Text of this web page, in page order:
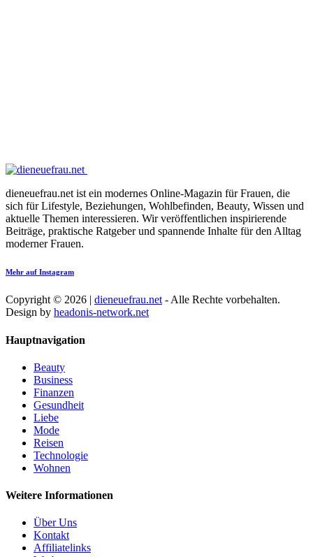
dieneuefrau.net ist ein modernes Online-Magazin für Frauen, die
sich für Lifestyle, Beziehungen, Wohlbefinden, Beauty, Wissen und
aktuelle Themen interessieren. Wir veröffentlichen inspirierende
Beiträge, praktische Ratgeber und spannende Inhalte für den Alltag
moderner Frauen.
Mehr auf Instagram
Copyright © 2026 | dieneuefrau.net - Alle Rechte vorbehalten.
Design by headonis-network.net
Hauptnavigation
Beauty
Business
Finanzen
Gesundheit
Liebe
Mode
Reisen
Technologie
Wohnen
Weitere Informationen
Über Uns
Kontakt
Affiliatelinks